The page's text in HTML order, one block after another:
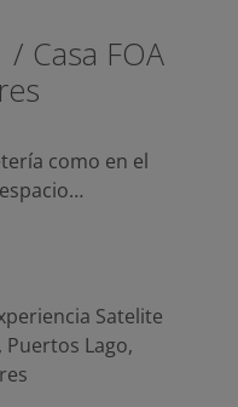
/ Casa FOA
como en el
Satelite
, Puertos Lago,